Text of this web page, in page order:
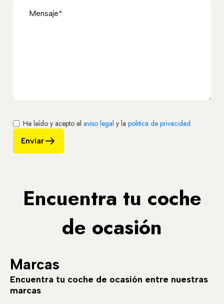
He leído y acepto el aviso legal y la politica de privacidad
Enviar
Encuentra tu coche
de ocasión
Marcas
Encuentra tu coche de ocasión entre nuestras
marcas